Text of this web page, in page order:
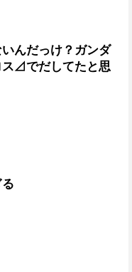
んだっけ？ ガンダ
ス⊿でだしてたと思